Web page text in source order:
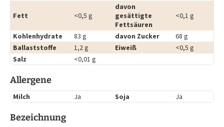
Fett <0,5 g
davon
gesättigte
Fettsäuren
<0,1 g
Kohlenhydrate 83 g davon Zucker
68 g
Ballaststoffe
1,2 g Eiweiß
<0,5 g
Salz
<0,01 g
Allergene
Milch Ja Soja Ja
Bezeichnung